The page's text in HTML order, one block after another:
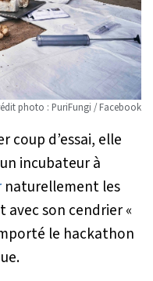
photo : PuriFungi / Facebook
coup d’essai, elle
incubateur à
naturellement les
avec son cendrier «
le hackathon